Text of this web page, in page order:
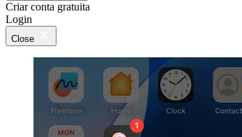
Criar conta gratuita
Login
Close